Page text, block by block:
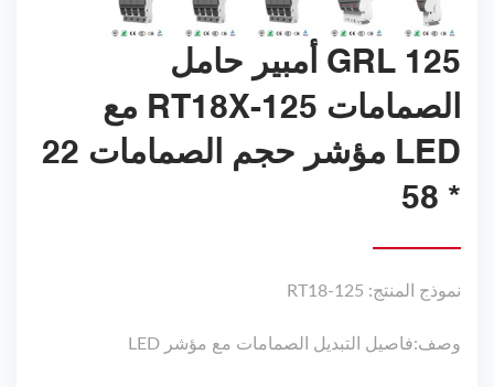
GRL 125 أمبير حامل
الصمامات RT18X-125 مع
LED مؤشر حجم الصمامات 22
* 58
نموذج المنتج: RT18-125
وصف:فاصيل التبديل الصمامات مع مؤشر LED